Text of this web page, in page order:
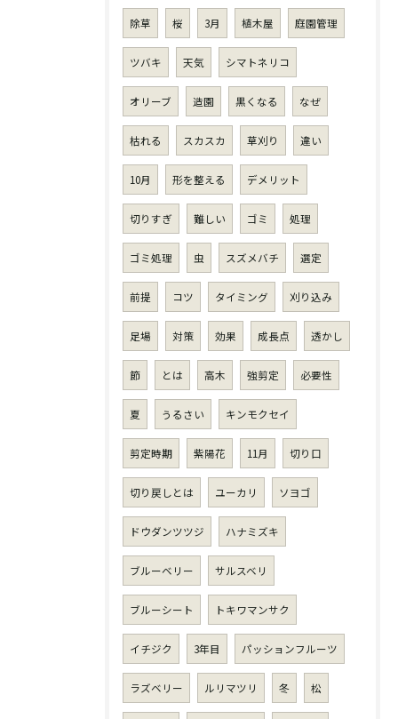
除草 桜 3月 植木屋 庭園管理
ツバキ 天気 シマトネリコ
オリーブ 造園 黒くなる なぜ
枯れる スカスカ 草刈り 違い
10月 形を整える デメリット
切りすぎ 難しい ゴミ 処理
ゴミ処理 虫 スズメバチ 選定
前提 コツ タイミング 刈り込み
足場 対策 効果 成長点 透かし
節 とは 高木 強剪定 必要性
夏 うるさい キンモクセイ
剪定時期 紫陽花 11月 切り口
切り戻しとは ユーカリ ソヨゴ
ドウダンツツジ ハナミズキ
ブルーベリー サルスベリ
ブルーシート トキワマンサク
イチジク 3年目 パッションフルーツ
ラズベリー ルリマツリ 冬 松